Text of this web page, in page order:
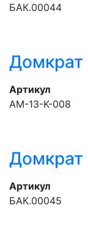
БАК.00044
Артикул
АМ-13-K-008
Домкрат
Артикул
БАК.00045